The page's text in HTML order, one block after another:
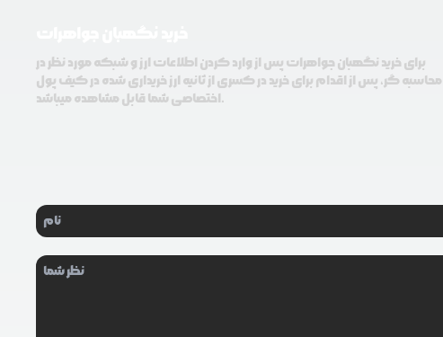
برای خرید نگهبان جواهرات پس از وارد کردن اطلاعات ارز و شبکه مورد نظر در
محاسبه گر، پس از اقدام برای خرید در کسری از ثانیه ارز خریداری شده در کیف پول
اختصاصی شما قابل مشاهده میباشد.